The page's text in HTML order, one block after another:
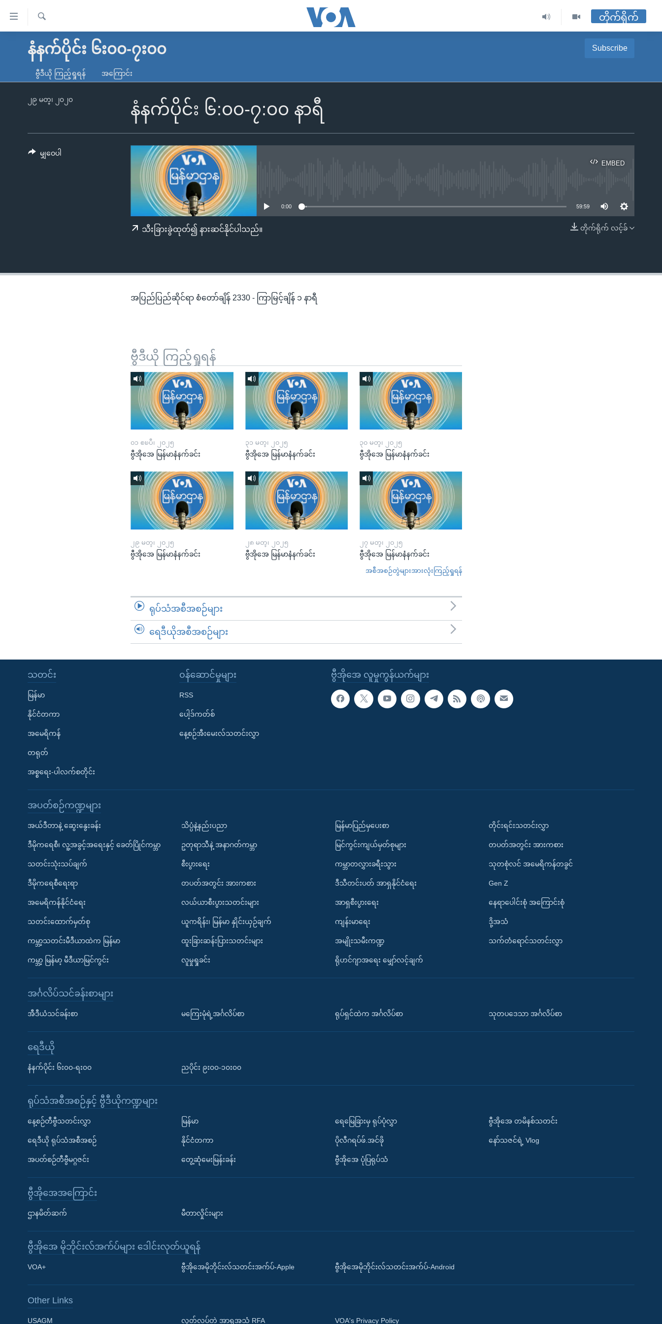
လွယ်ကူ
သည့်
ကျော်
မူလစာမျက်နှာ
ကမ္ဘာ့သတင်းများ
နိုင်ငံတကာ
တရုတ်
အစ္စရေး-ပါလက်စတိုင်း
ရပ်ဝန်းတခု လမ်းတခု အလွန်
အင်္ဂလိပ်စာလေ့လာမယ်
Learning English
ရ
လာ
တိုက်ရိုက်
နံနက်ပိုင်း ၆း၀၀-၇း၀၀ Subscribe
Apple Podcasts
Spotify
ဗွီဒီယို ကြည့်ရှုရန် အကြောင်း
နံနက်ပိုင်း ၆:၀၀-၇:၀၀ နာရီ
၂၉ မတ္၊ ၂၀၂၀
EMBED
EMBED
0:00 59:59
တိုက်ရိုက် လင့်ခ်
သီးခြားခွဲထုတ်၍ နားဆင်နိုင်ပါသည်။
မျှဝေပါ
အပြည်ပြည်ဆိုင်ရာ စံတော်ချိန် 2330 - ကြာမြင့်ချိန် ၁ နာရီ
ဗွီဒီယို ကြည့်ရှုရန်
၀၁ ဧၿပီ၊ ၂၀၂၅
ဗွီအိုအေ မြန်မာနံနက်ခင်း
၃၁ မတ္၊ ၂၀၂၅
ဗွီအိုအေ မြန်မာနံနက်ခင်း
၃၀ မတ္၊ ၂၀၂၅
ဗွီအိုအေ မြန်မာနံနက်ခင်း
၂၉ မတ္၊ ၂၀၂၅
ဗွီအိုအေ မြန်မာနံနက်ခင်း
၂၈ မတ္၊ ၂၀၂၅
ဗွီအိုအေ မြန်မာနံနက်ခင်း
၂၇ မတ္၊ ၂၀၂၅
ဗွီအိုအေ မြန်မာနံနက်ခင်း
အစီအစဉ်တွဲများအားလုံးကြည့်ရှုရန်
ရုပ်သံအစီအစဉ်များ
ရေဒီယိုအစီအစဉ်များ
ဗွီအိုအေ လူမှုကွန်ယက်များ
သတင်း
မြန်မာ
နိုင်ငံတကာ
အမေရိကန်
တရုတ်
အစ္စရေး-ပါလက်စတိုင်း
၀န်ဆောင်မှုများ
RSS
ပေါ့ဒ်ကတ်စ်
နေ့စဉ်အီးမေးလ်သတင်းလွှာ
အပတ်စဉ်ကဏ္ဍများ
အယ်ဒီတာနဲ့ ဆွေးနွေးခန်း
ဒီမိုကရေစီ၊ လူ့အခွင့်အရေးနှင့် ခေတ်ပြိုင်ကမ္ဘာ
သတင်းသုံးသပ်ချက်
ဒီမိုကရေစီရေးရာ
အမေရိကန်နိုင်ငံရေး
သတင်းထောက်မှတ်စု
ကမ္ဘာ့သတင်းမီဒီယာထဲက မြန်မာ
ကမ္ဘာ့ မြန်မာ့ မီဒီယာမြင်ကွင်း
သိပ္ပံနဲ့နည်းပညာ
ဥတုရာသီနဲ့ အနာဂတ်ကမ္ဘာ
စီးပွားရေး
တပတ်အတွင်း အားကစား
လယ်ယာစီးပွားသတင်းများ
ယူကရိန်း၊ မြန်မာ နှိုင်းယှဉ်ချက်
ထူးခြားဆန်းပြားသတင်းများ
လူမှုရှုခင်း
မြန်မာပြည်မှပေးစာ
မြင်ကွင်းကျယ်မှတ်စုများ
ကမ္ဘာတလွှားခရီးသွား
ဒီသီတင်းပတ် အာရှနိုင်ငံရေး
အာရှစီးပွားရေး
ကျန်းမာရေး
အမျိုးသမီးကဏ္ဍ
ရိုဟင်ဂျာအရေး မျှော်လင့်ချက်
တိုင်းရင်းသတင်းလွှာ
တပတ်အတွင်း အားကစား
သုတစုံလင် အမေရိကန်တခွင်
Gen Z
နေရာပေါင်းစုံ အကြောင်းစုံ
ဒို့အသံ
သက်တံရောင်သတင်းလွှာ
အင်္ဂလိပ်သင်ခန်းစာများ
အီဒီယံသင်ခန်းစာ မကြေးမုံရဲ့အင်္ဂလိပ်စာ ရုပ်ရှင်ထဲက အင်္ဂလိပ်စာ သုတပဒေသာ အင်္ဂလိပ်စာ
ရေဒီယို
နံနက်ပိုင်း ၆း၀၀-ရး၀၀ ညပိုင်း ၉း၀၀-၁၀း၀၀
ရုပ်သံအစီအစဉ်နှင့် ဗွီဒီယိုကဏ္ဍများ
နေ့စဉ်တီဗွီသတင်းလွှာ
ရေဒီယို ရုပ်သံအစီအစဉ်
အပတ်စဉ်တီဗွီမဂ္ဂဇင်း
မြန်မာ
နိုင်ငံတကာ
တွေ့ဆုံမေးမြန်းခန်း
ရေမြေခြားမှ ရုပ်ပုံလွှာ
ပိုလီဂရပ်ဖ်.အင်ဖို
ဗွီအိုအေ ပုံပြရုပ်သံ
ဗွီအိုအေ တမိနစ်သတင်း
နော်သဇင်ရဲ့ Vlog
ဗွီအိုအေအကြောင်း
ဌာနမိတ်ဆက် မီတာလှိုင်းများ
ဗွီအိုအေ မိုဘိုင်းလ်အက်ပ်များ ဒေါင်းလုတ်ယူရန်
VOA+ ဗွီအိုအေမိုဘိုင်းလ်သတင်းအက်ပ်-Apple ဗွီအိုအေမိုဘိုင်းလ်သတင်းအက်ပ်-Android
Other Links
USAGM လွတ်လပ်တဲ့ အာရှအသံ RFA VOA's Privacy Policy